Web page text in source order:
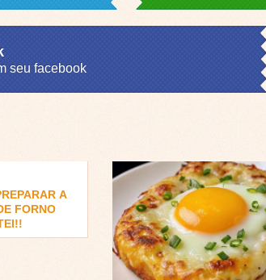
seu facebook
A
FORNO